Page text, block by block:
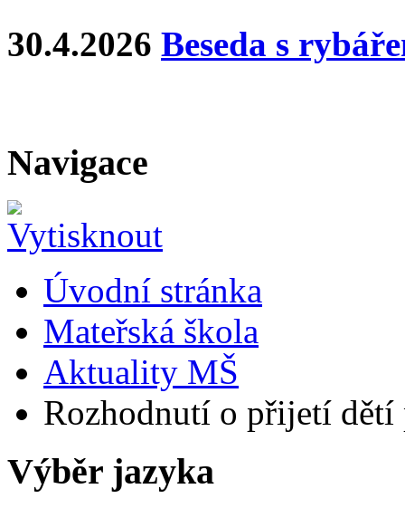
30.4.2026 Beseda s
Navigace
Úvodní stránka
Mateřská škola
Aktuality MŠ
Rozhodnutí o přijetí
Výběr jazyka